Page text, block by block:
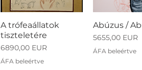
A trófeaállatok
tiszteletére
Ár
6890,00 EUR
ÁFA beleértve
Abúzus /
Ár
5655,00 EUR
ÁFA beleértve